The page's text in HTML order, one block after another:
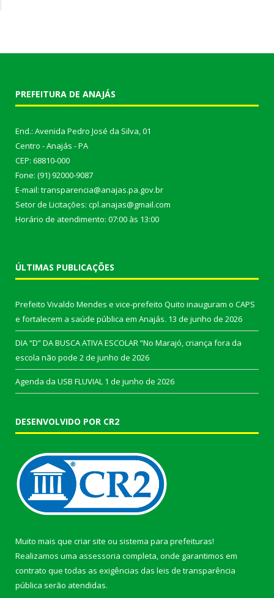
PREFEITURA DE ANAJÁS
End.: Avenida Pedro José da Silva, 01
Centro - Anajás - PA
CEP: 68810-000
Fone: (91) 92000-9087
E-mail: transparencia@anajas.pa.gov.br
Setor de Licitações: cpl.anajas@gmail.com
Horário de atendimento: 07:00 às 13:00
ÚLTIMAS PUBLICAÇÕES
Prefeito Vivaldo Mendes e vice-prefeito Quito inauguram o CAPS
e fortalecem a saúde pública em Anajás. 13 de junho de 2026
DIA “D” DA BUSCA ATIVA ESCOLAR “No Marajó, criança fora da
escola não pode 2 de junho de 2026
Agenda da USB FLUVIAL 1 de junho de 2026
DESENVOLVIDO POR CR2
Muito mais que criar site ou sistema para prefeituras!
Realizamos uma assessoria completa, onde garantimos em
contrato que todas as exigências das leis de transparência
pública serão atendidas.